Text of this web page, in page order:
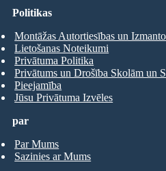
par
Par Mums
Sazinies ar Mums
Politikas
Montāžas Autortiesības un
Lietošanas Noteikumi
Privātuma Politika
Privātums un Drošība Skolām un
Pieejamība
Jūsu Privātuma Izvēles